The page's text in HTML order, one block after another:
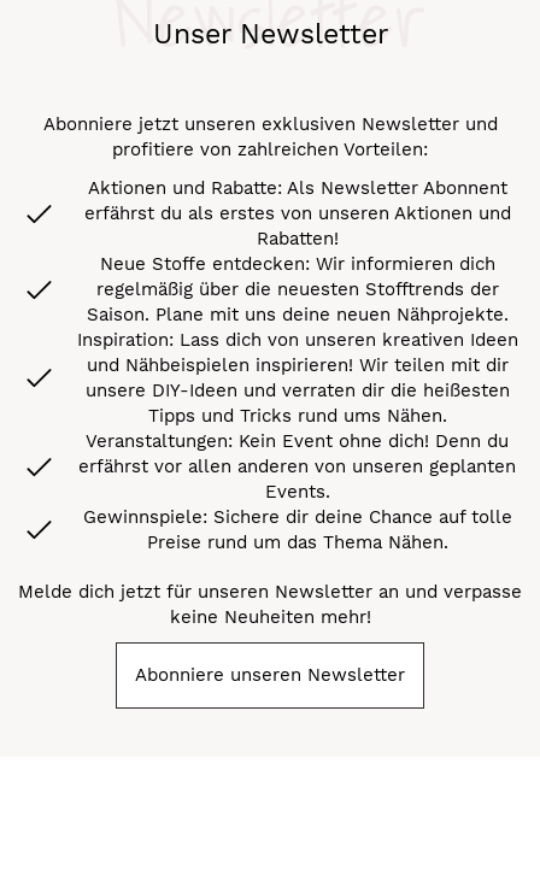
Unser Newsletter
Abonniere jetzt unseren exklusiven Newsletter und
profitiere von zahlreichen Vorteilen:
Aktionen und Rabatte: Als Newsletter Abonnent
erfährst du als erstes von unseren Aktionen und
Rabatten!
Neue Stoffe entdecken: Wir informieren dich
regelmäßig über die neuesten Stofftrends der
Saison. Plane mit uns deine neuen Nähprojekte.
Inspiration: Lass dich von unseren kreativen Ideen
und Nähbeispielen inspirieren! Wir teilen mit dir
unsere DIY-Ideen und verraten dir die heißesten
Tipps und Tricks rund ums Nähen.
Veranstaltungen: Kein Event ohne dich! Denn du
erfährst vor allen anderen von unseren geplanten
Events.
Gewinnspiele: Sichere dir deine Chance auf tolle
Preise rund um das Thema Nähen.
Melde dich jetzt für unseren Newsletter an und verpasse
keine Neuheiten mehr!
Abonniere unseren Newsletter